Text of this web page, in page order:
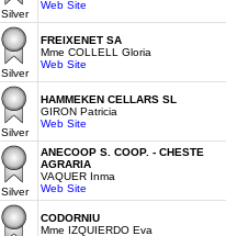
Silver
Web Site
Silver
FREIXENET SA
Mme COLLELL Gloria
Web Site
Silver
HAMMEKEN CELLARS SL
GIRON Patricia
Web Site
Silver
ANECOOP S. COOP. - CHESTE
AGRARIA
VAQUER Inma
Web Site
CODORNIU
Mme IZQUIERDO Eva